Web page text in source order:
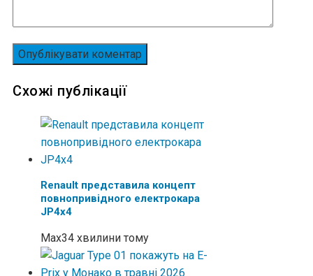
Схожі публікації
Renault представила концепт
повнопривідного електрокара
JP4x4
Max34 хвилини тому